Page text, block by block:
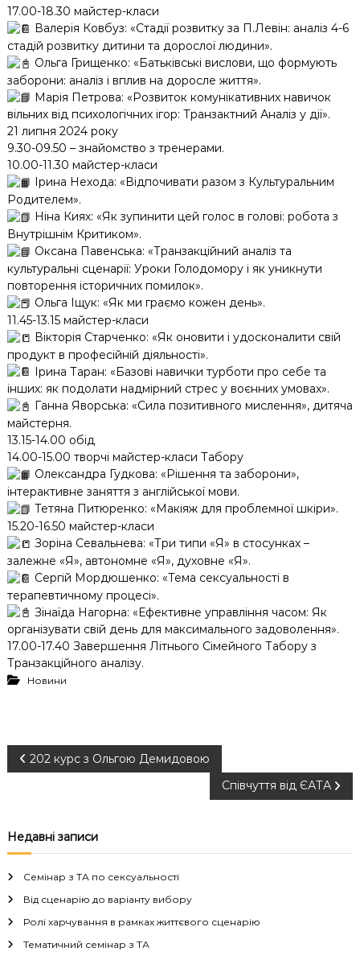
17.00-18.30 майстер-класи
Валерія Ковбуз: «Стадії розвитку за П.Левін: аналіз 4-6
стадій розвитку дитини та дорослої людини».
Ольга Грищенко: «Батьківські вислови, що формують
заборони: аналіз і вплив на доросле життя».
Марія Петрова: «Розвиток комунікативних навичок
вільних від психологічних ігор: Транзактний Аналіз у дії».
21 липня 2024 року
9.30-09.50 – знайомство з тренерами.
10.00-11.30 майстер-класи
Ірина Нехода: «Відпочивати разом з Культуральним
Родителем».
Ніна Киях: «Як зупинити цей голос в голові: робота з
Внутрішнім Критиком».
Оксана Павенська: «Транзакційний аналіз та
культуральні сценарії: Уроки Голодомору і як уникнути
повторення історичних помилок».
Ольга Іщук: «Як ми граємо кожен день».
11.45-13.15 майстер-класи
Вікторія Старченко: «Як оновити і удосконалити свій
продукт в професійній діяльності».
Ірина Таран: «Базові навички турботи про себе та
інших: як подолати надмірний стрес у воєнних умовах».
Ганна Яворська: «Сила позитивного мислення», дитяча
майстерня.
13.15-14.00 обід
14.00-15.00 творчі майстер-класи Табору
Олександра Гудкова: «Рішення та заборони»,
інтерактивне заняття з англійської мови.
Тетяна Питюренко: «Макіяж для проблемної шкіри».
15.20-16.50 майстер-класи
Зоріна Севальнева: «Три типи «Я» в стосунках –
залежне «Я», автономне «Я», духовне «Я».
Сергій Мордюшенко: «Тема сексуальності в
терапевтичному процесі».
Зінаїда Нагорна: «Ефективне управління часом: Як
організувати свій день для максимального задоволення».
17.00-17.40 Завершення Літнього Сімейного Табору з
Транзакційного аналізу.
Новини
Н
в
і
г
а
202 курс з Ольгою Демидовою
Співчуття від ЄАТА
Недавні записи
Семінар з ТА по сексуальності
Від сценарію до варіанту вибору
Ролі харчування в рамках життєвого сценарію
Тематичний семінар з ТА